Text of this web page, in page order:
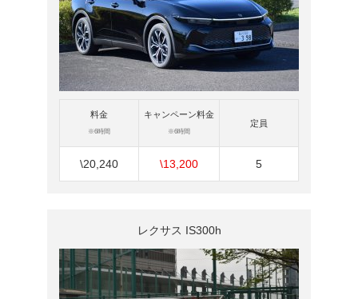
料金
※6時間
\20,240
キャンペーン料金
※6時間
\13,200
定員
5
レクサス IS300h